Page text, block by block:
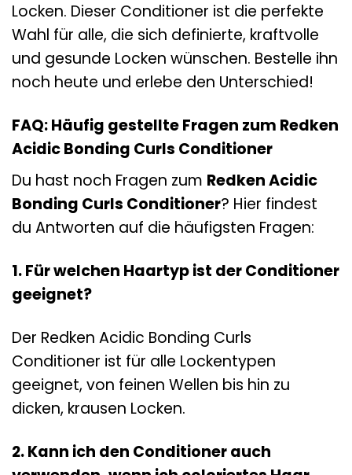
Locken. Dieser Conditioner ist die perfekte
Wahl für alle, die sich definierte, kraftvolle
und gesunde Locken wünschen. Bestelle ihn
noch heute und erlebe den Unterschied!
FAQ: Häufig gestellte Fragen zum Redken
Acidic Bonding Curls Conditioner
Du hast noch Fragen zum Redken Acidic
Bonding Curls Conditioner? Hier findest
du Antworten auf die häufigsten Fragen:
1. Für welchen Haartyp ist der Conditioner
geeignet?
Der Redken Acidic Bonding Curls
Conditioner ist für alle Lockentypen
geeignet, von feinen Wellen bis hin zu
dicken, krausen Locken.
2. Kann ich den Conditioner auch